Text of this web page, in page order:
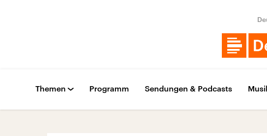
Themen Programm Sendungen & Podcasts